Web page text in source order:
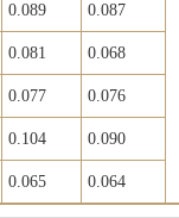
0.089 0.087
0.081 0.068
0.077 0.076
0.104 0.090
0.065 0.064